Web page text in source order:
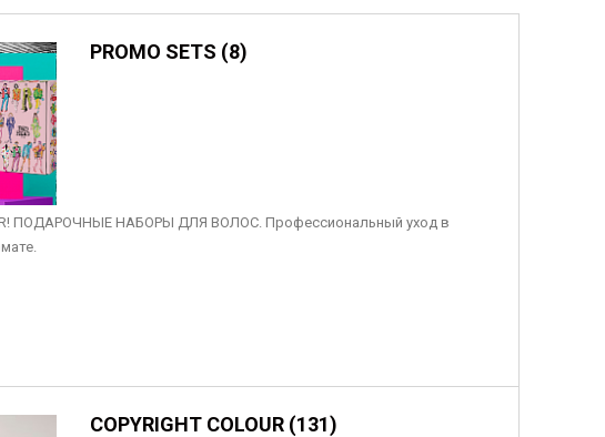
PROMO SETS (8)
ПОДАРОЧНЫЕ НАБОРЫ ДЛЯ ВОЛОС. Профессиональный уход в
COPYRIGHT COLOUR (131)